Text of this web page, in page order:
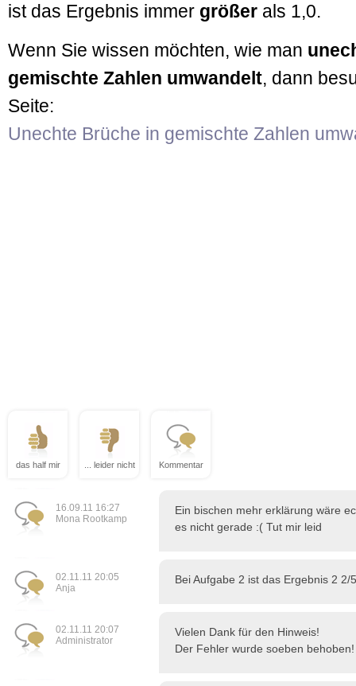
ist das Ergebnis immer größer als 1,0.
Wenn Sie wissen möchten, wie man
gemischte Zahlen umwandelt, dann
Seite:
Unechte Brüche in gemischte Zahlen
das half mir ... leider nicht Kommentar
16.09.11 16:27
Mona Rootkamp
Ein bischen mehr erklärung wäre
es nicht gerade :( Tut mir leid
02.11.11 20:05
Anja
Bei Aufgabe 2 ist das Ergebnis 2
02.11.11 20:07
Administrator
Vielen Dank für den Hinweis!
Der Fehler wurde soeben behoben!